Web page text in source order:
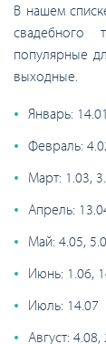
В нашем
свадебного
популярные
выходные.
Январь:
Февраль:
Март: 1.03,
Апрель:
Май: 4.05,
Июнь: 1.06,
Июль: 14.07
Август: 4.08,